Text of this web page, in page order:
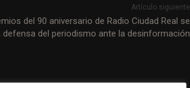
Artículo siguiente
del 90 aniversario de Radio Ciudad Real se
defensa del periodismo ante la desinformación